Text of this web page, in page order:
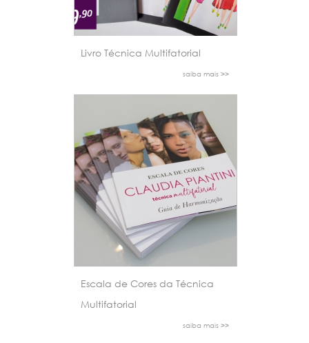
Livro Técnica Multifatorial
saiba mais >>
Escala de Cores da Técnica
Multifatorial
saiba mais >>